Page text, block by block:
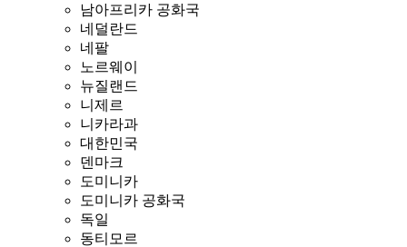
남아프리카 공화국
네덜란드
네팔
노르웨이
뉴질랜드
니제르
니카라과
대한민국
덴마크
도미니카
도미니카 공화국
독일
동티모르